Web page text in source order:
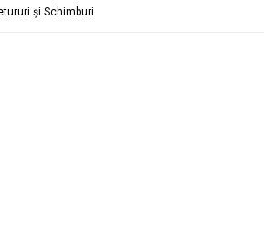
și Schimburi